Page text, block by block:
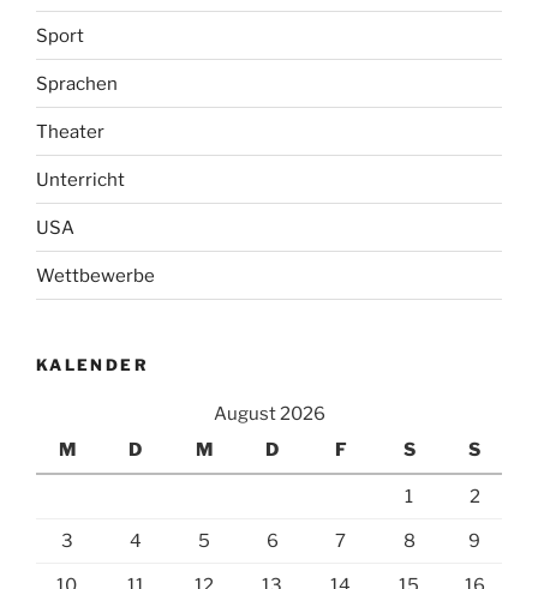
Sport
Sprachen
Theater
Unterricht
USA
Wettbewerbe
KALENDER
August 2026
M
D M D F S S
1 2
3 4 5 6 7 8 9